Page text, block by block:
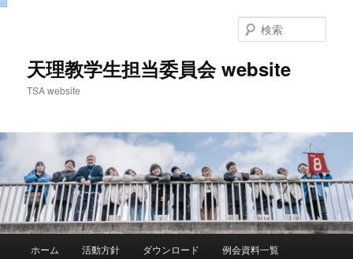
天理教学生担当委員会 website
TSA website
索
メ
サ
ホーム 活動方針 ダウンロード 例会資料一覧